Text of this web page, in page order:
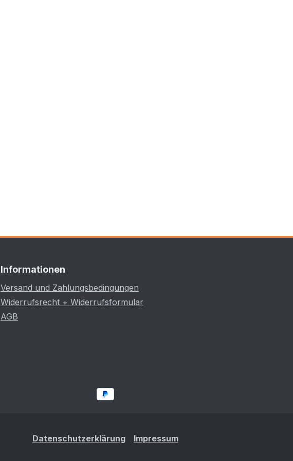
Informationen
Versand und Zahlungsbedingungen
Widerrufsrecht + Widerrufsformular
AGB
Datenschutzerklärung Impressum